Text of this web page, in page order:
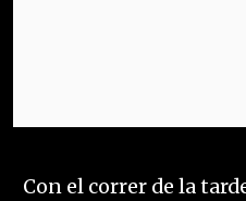
Con el correr de la